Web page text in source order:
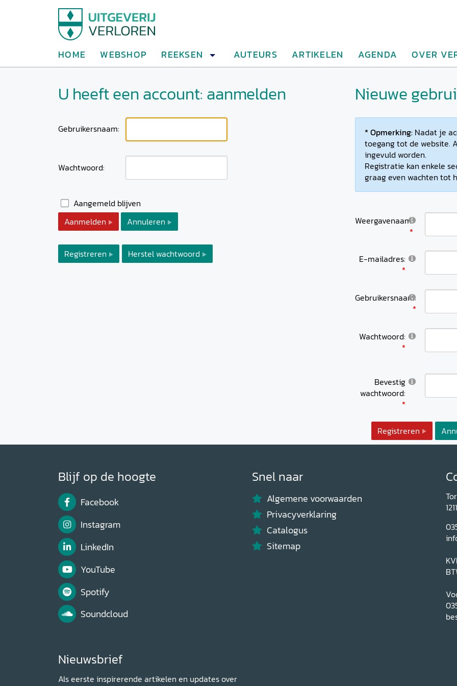
HOME WEBSHOP REEKSEN AUTEURS ARTIKELEN AGENDA OVER
U heeft een account: aanmelden
Gebruikersnaam:
Wachtwoord:
Aangemeld blijven
Aanmelden
Annuleren
Registreren Herstel wachtwoord
Nieuwe
* Opmerking: Nadat je
toegang tot de website.
ingevuld worden.
Registratie kan enkele
graag even wachten tot
Weergavenaam:
E-mailadres:
Gebruikersnaam:
Wachtwoord:
Bevestig
wachtwoord:
Registreren
Blijf op de hoogte
Facebook
Instagram
LinkedIn
YouTube
Spotify
Soundcloud
Nieuwsbrief
Als eerste inspirerende artikelen en updates over
Snel naar
Algemene voorwaarden
Privacyverklaring
Catalogus
Sitemap